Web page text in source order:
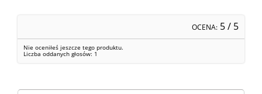
OCENA: 5/ 5
Nie oceniłeś jeszcze tego produktu.
Liczba oddanych głosów: 1